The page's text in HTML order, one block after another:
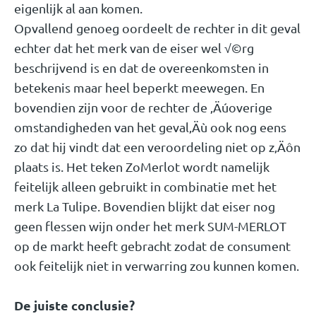
eigenlijk al aan komen.
Opvallend genoeg oordeelt de rechter in dit geval
echter dat het merk van de eiser wel √©rg
beschrijvend is en dat de overeenkomsten in
betekenis maar heel beperkt meewegen. En
bovendien zijn voor de rechter de ‚Äúoverige
omstandigheden van het geval‚Äù ook nog eens
zo dat hij vindt dat een veroordeling niet op z‚Äôn
plaats is. Het teken ZoMerlot wordt namelijk
feitelijk alleen gebruikt in combinatie met het
merk La Tulipe. Bovendien blijkt dat eiser nog
geen flessen wijn onder het merk SUM-MERLOT
op de markt heeft gebracht zodat de consument
ook feitelijk niet in verwarring zou kunnen komen.
De juiste conclusie?